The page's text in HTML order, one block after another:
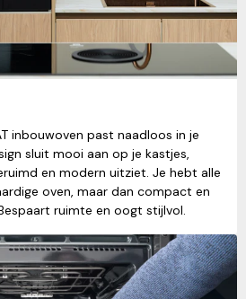
inbouwoven past naadloos in je
sluit mooi aan op je kastjes,
en modern uitziet. Je hebt alle
oven, maar dan compact en
ruimte en oogt stijlvol.